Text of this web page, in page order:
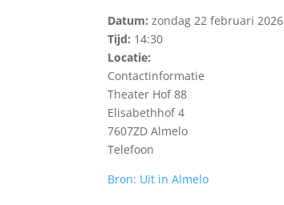
Datum: zondag 22 februari 2026
Tijd: 14:30
Locatie:
Contactinformatie
Theater Hof 88
Elisabethhof 4
7607ZD Almelo
Telefoon
Bron: Uit in Almelo